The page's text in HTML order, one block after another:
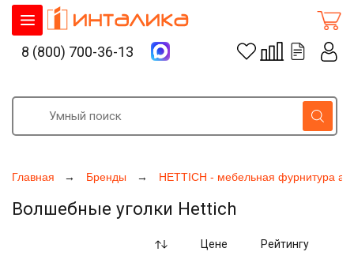
Главная Бренды HETTICH - мебельная фурнитура
Волшебные уголки Hettich
Цене Рейтингу
8 (800) 700-36-13